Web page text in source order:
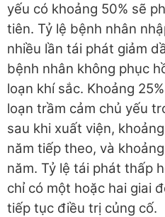
yếu có khoảng 50% sẽ
tiên. Tỷ lệ bệnh nhân
nhiều lần tái phát giảm
bệnh nhân không phục
loạn khí sắc. Khoảng
loạn trầm cảm chủ yếu
sau khi xuất viện,
năm tiếp theo, và
năm. Tỷ lệ tái phát thấp
chỉ có một hoặc hai giai
tiếp tục điều trị củng cố.